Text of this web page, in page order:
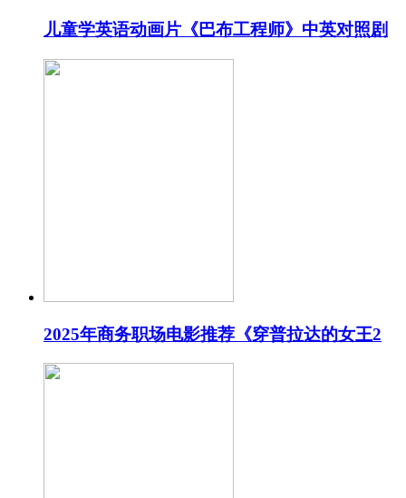
儿童学英语动画片《巴布工程师》中英对照剧
2025年商务职场电影推荐《穿普拉达的女王2